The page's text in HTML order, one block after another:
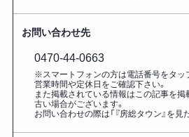
お問い合わせ先
0470-44-0663
※スマートフォンの方は電話番号をタッ
営業時間や定休日をご確認下さい。
また掲載されている情報はこの記事を掲
古い場合がございます。
お問い合わせの際は「『房総タウン』を見